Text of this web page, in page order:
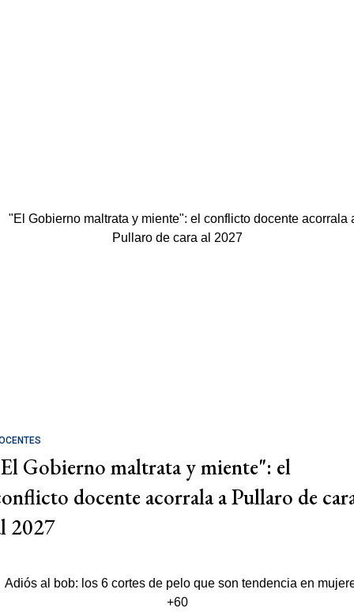
Gobierno maltrata y miente": el
docente acorrala a Pullaro de
2027